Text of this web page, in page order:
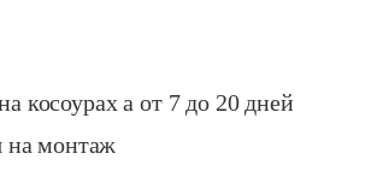
входные
ступени
Классические
косоурах а от 7 до 20 дней
на монтаж